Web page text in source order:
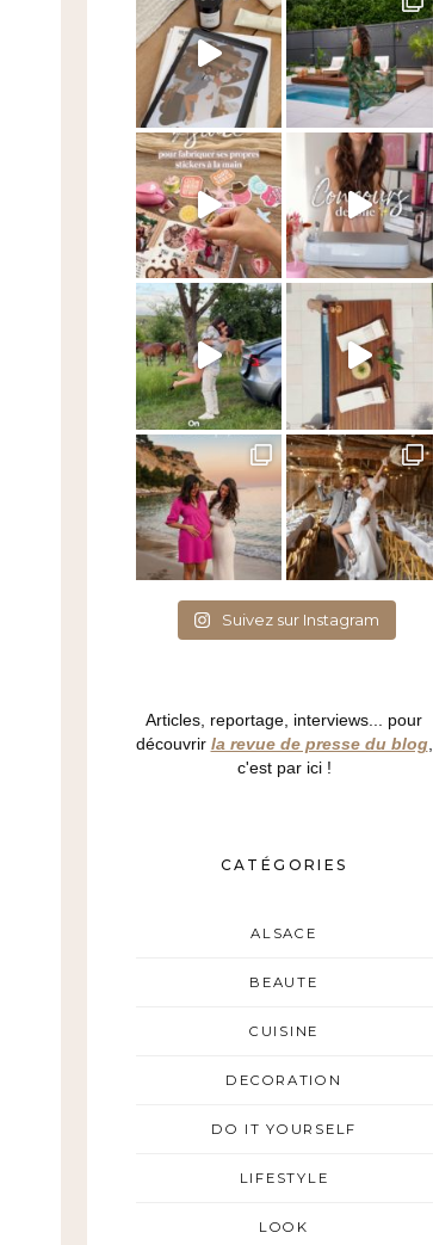
Suivez sur Instagram
Articles, reportage, interviews... pour
découvrir la revue de presse du blog,
c'est par ici !
CATÉGORIES
ALSACE
BEAUTE
CUISINE
DECORATION
DO IT YOURSELF
LIFESTYLE
LOOK